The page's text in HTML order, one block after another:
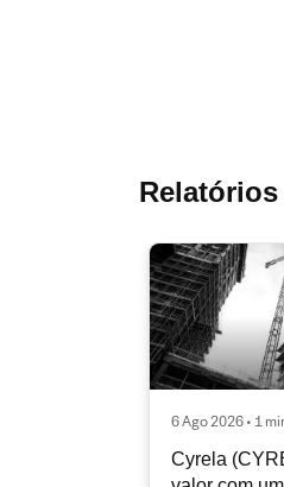
6 Ago 2026 • 1
Cyrela